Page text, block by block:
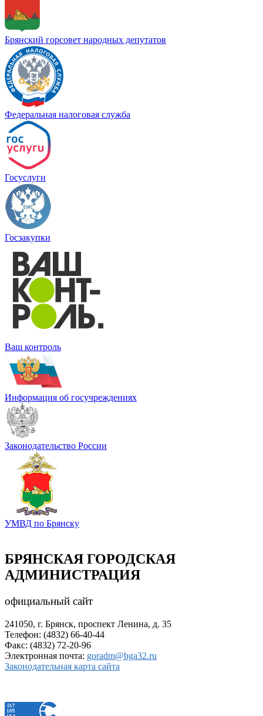
Брянский горсовет народных депутатов
Федеральная налоговая служба
Госуслуги
Госзакупки
Ваш контроль
Информация об госучреждениях
Законодательство России
УМВД по Брянску
БРЯНСКАЯ ГОРОДСКАЯ
АДМИНИСТРАЦИЯ
официальный сайт
241050, г. Брянск, проспект Ленина, д. 35
Телефон: (4832) 66-40-44
Факс: (4832) 72-20-96
Электронная почта: goradm@bga32.ru
Законодательная карта сайта